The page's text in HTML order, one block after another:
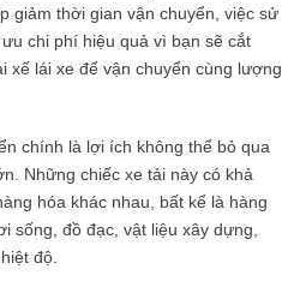
giảm thời gian vận chuyển, việc sử
chi phí hiệu quả vì bạn sẽ cắt
lái xe để vận chuyển cùng lượng
chính là lợi ích không thể bỏ qua
Những chiếc xe tải này có khả
hóa khác nhau, bất kể là hàng
sống, đồ đạc, vật liệu xây dựng,
độ.